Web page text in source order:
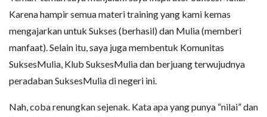
Karena hampir semua materi training yang kami kemas
mengajarkan untuk Sukses (berhasil) dan Mulia (memberi
manfaat). Selain itu, saya juga membentuk Komunitas
SuksesMulia, Klub SuksesMulia dan berjuang terwujudnya
peradaban SuksesMulia di negeri ini.
Nah, coba renungkan sejenak. Kata apa yang punya “nilai” dan